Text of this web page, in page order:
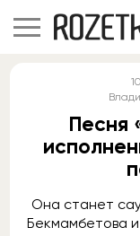
Песня
Она станет
Бекмамбетова